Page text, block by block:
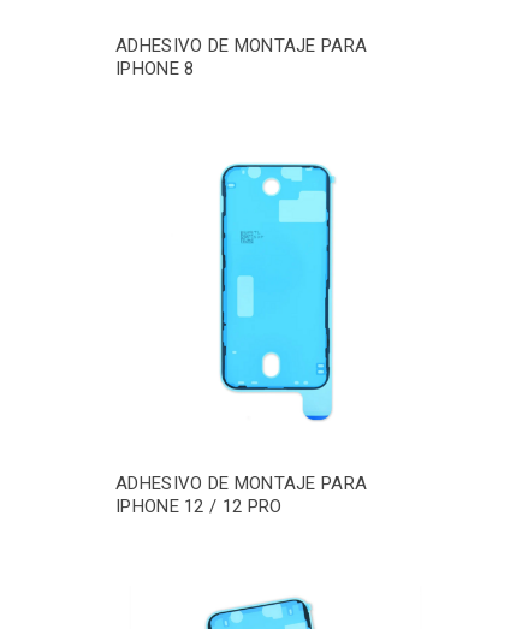
ADHESIVO DE MONTAJE PARA
IPHONE 8
ADHESIVO DE MONTAJE PARA
IPHONE 12 / 12 PRO